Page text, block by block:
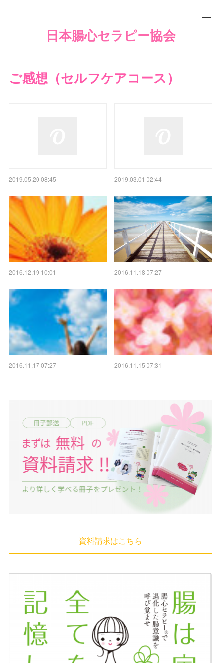
日本腸心セラピー協会
ご感想（セルフケアコース）
2019.05.20 08:45 2019.03.01 02:44
2016.12.19 10:01 2016.11.18 07:27
2016.11.17 07:27 2016.11.15 07:31
資料請求はこちら